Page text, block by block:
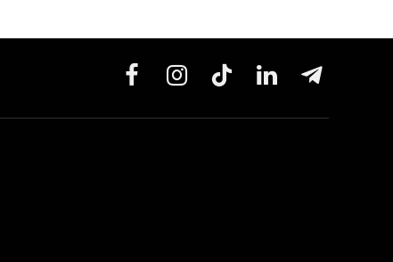
FacebookInstagramTikTok LinkedInTelegram